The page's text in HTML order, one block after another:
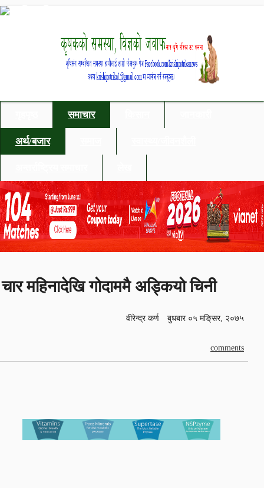
समाचार
अर्थ/बजार
चार महिनादेखि गोदाममै अड्कियो चिनी
वीरेन्द्र कर्ण बुधबार ०५ मङि्सर, २०७५
comments